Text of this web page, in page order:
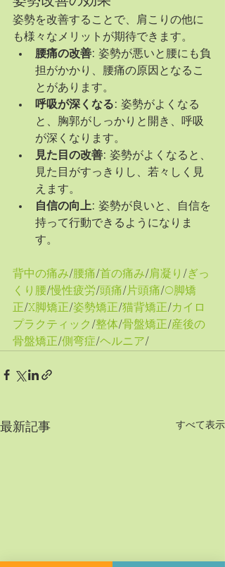
姿勢を改善することで、肩こりの他に
も様々なメリットが期待できます。
腰痛の改善: 姿勢が悪いと腰にも負
担がかかり、腰痛の原因となるこ
とがあります。
呼吸が深くなる: 姿勢がよくなる
と、胸郭がしっかりと開き、呼吸
が深くなります。
見た目の改善: 姿勢がよくなると、
見た目がすっきりし、若々しく見
えます。
自信の向上: 姿勢が良いと、自信を
持って行動できるようになりま
す。
背中の痛み/腰痛/首の痛み/肩凝り /ぎっ
くり腰/慢性疲労/頭痛/片頭痛/O脚矯
正/X脚矯正/姿勢矯正/猫背矯正/カイロ
プラクティック /整体/骨盤矯正/産後の
骨盤矯正/側弯症/ヘルニア/
最新記事 すべて表示